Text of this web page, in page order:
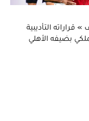
قراراته التأديبية
بضيفه الأهلي